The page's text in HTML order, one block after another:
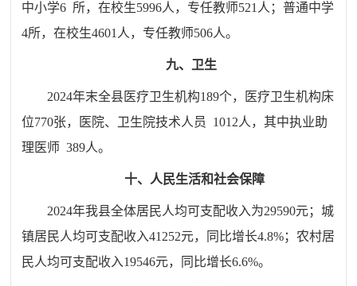
中小学6 所，在校生5996人，专任教师521人；普通中学
4所，在校生4601人，专任教师506人。
九、卫生
2024年末全县医疗卫生机构189个，医疗卫生机构床
位770张，医院、卫生院技术人员
1012人，其中执业助
理医师 389人。
十、人民生活和社会保障
2024年我县全体居民人均可支配收入为29590元；城
镇居民人均可支配收入41252元，同比增长4.8%；农村居
民人均可支配收入19546元，同比增长6.6%。